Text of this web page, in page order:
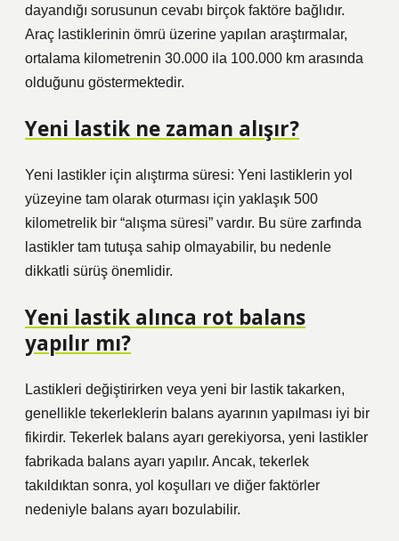
dayandığı sorusunun cevabı birçok faktöre bağlıdır.
Araç lastiklerinin ömrü üzerine yapılan araştırmalar,
ortalama kilometrenin 30.000 ila 100.000 km arasında
olduğunu göstermektedir.
Yeni lastik ne zaman alışır?
Yeni lastikler için alıştırma süresi: Yeni lastiklerin yol
yüzeyine tam olarak oturması için yaklaşık 500
kilometrelik bir “alışma süresi” vardır. Bu süre zarfında
lastikler tam tutuşa sahip olmayabilir, bu nedenle
dikkatli sürüş önemlidir.
Yeni lastik alınca rot balans
yapılır mı?
Lastikleri değiştirirken veya yeni bir lastik takarken,
genellikle tekerleklerin balans ayarının yapılması iyi bir
fikirdir. Tekerlek balans ayarı gerekiyorsa, yeni lastikler
fabrikada balans ayarı yapılır. Ancak, tekerlek
takıldıktan sonra, yol koşulları ve diğer faktörler
nedeniyle balans ayarı bozulabilir.